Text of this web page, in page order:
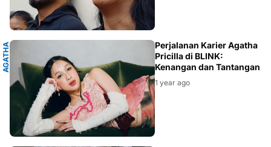
A
G
A
T
H
A
P
R
I
C
I
L
L
Perjalanan Karier Agatha
Pricilla di BLINK:
Kenangan dan Tantangan
1 year ago